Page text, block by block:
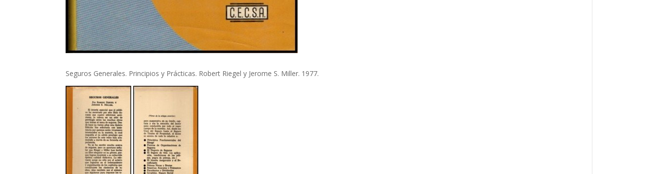
Seguros Generales. Principios y Prácticas. Robert Riegel y Jerome S. Miller. 1977.